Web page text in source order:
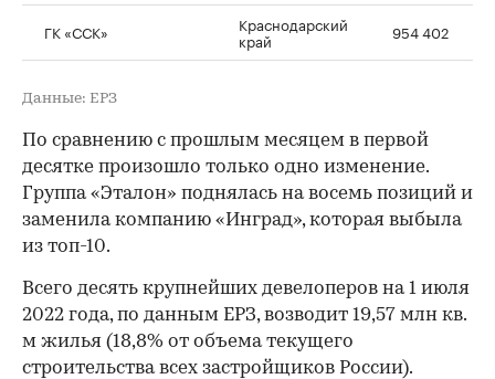
ГК «ССК» Краснодарский
край 954 402
Данные: ЕРЗ
По сравнению с прошлым месяцем в первой
десятке произошло только одно изменение.
Группа «Эталон» поднялась на восемь позиций и
заменила компанию «Инград», которая выбыла
из топ-10.
Всего десять крупнейших девелоперов на 1 июля
2022 года, по данным ЕРЗ, возводит 19,57 млн кв.
м жилья (18,8% от объема текущего
строительства всех застройщиков России).